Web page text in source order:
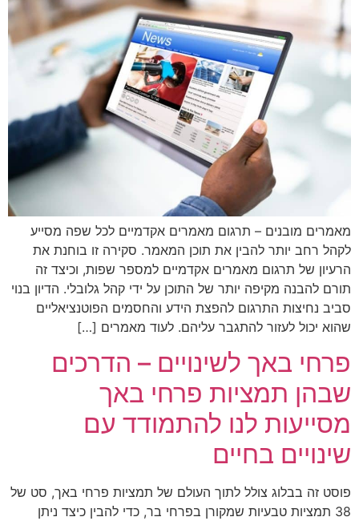
מאמרים מובנים – תרגום מאמרים אקדמיים לכל שפה מסייע
לקהל רחב יותר להבין את תוכן המאמר. סקירה זו בוחנת את
הרעיון של תרגום מאמרים אקדמיים למספר שפות, וכיצד זה
תורם להבנה מקיפה יותר של התוכן על ידי קהל גלובלי. הדיון בנוי
סביב נחיצות התרגום להפצת הידע והחסמים הפוטנציאליים
שהוא יכול לעזור להתגבר עליהם. לעוד מאמרים […]
פרחי באך לשינויים – הדרכים
שבהן תמציות פרחי באך
מסייעות לנו להתמודד עם
שינויים בחיים
פוסט זה בבלוג צולל לתוך העולם של תמציות פרחי באך, סט של
38 תמציות טבעיות שמקורן בפרחי בר, כדי להבין כיצד ניתן